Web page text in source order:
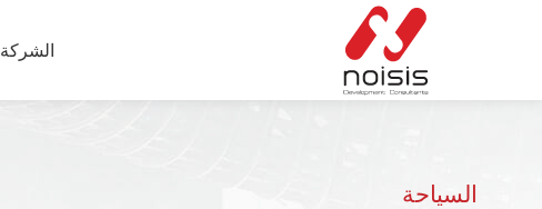
الشركة
السياحة